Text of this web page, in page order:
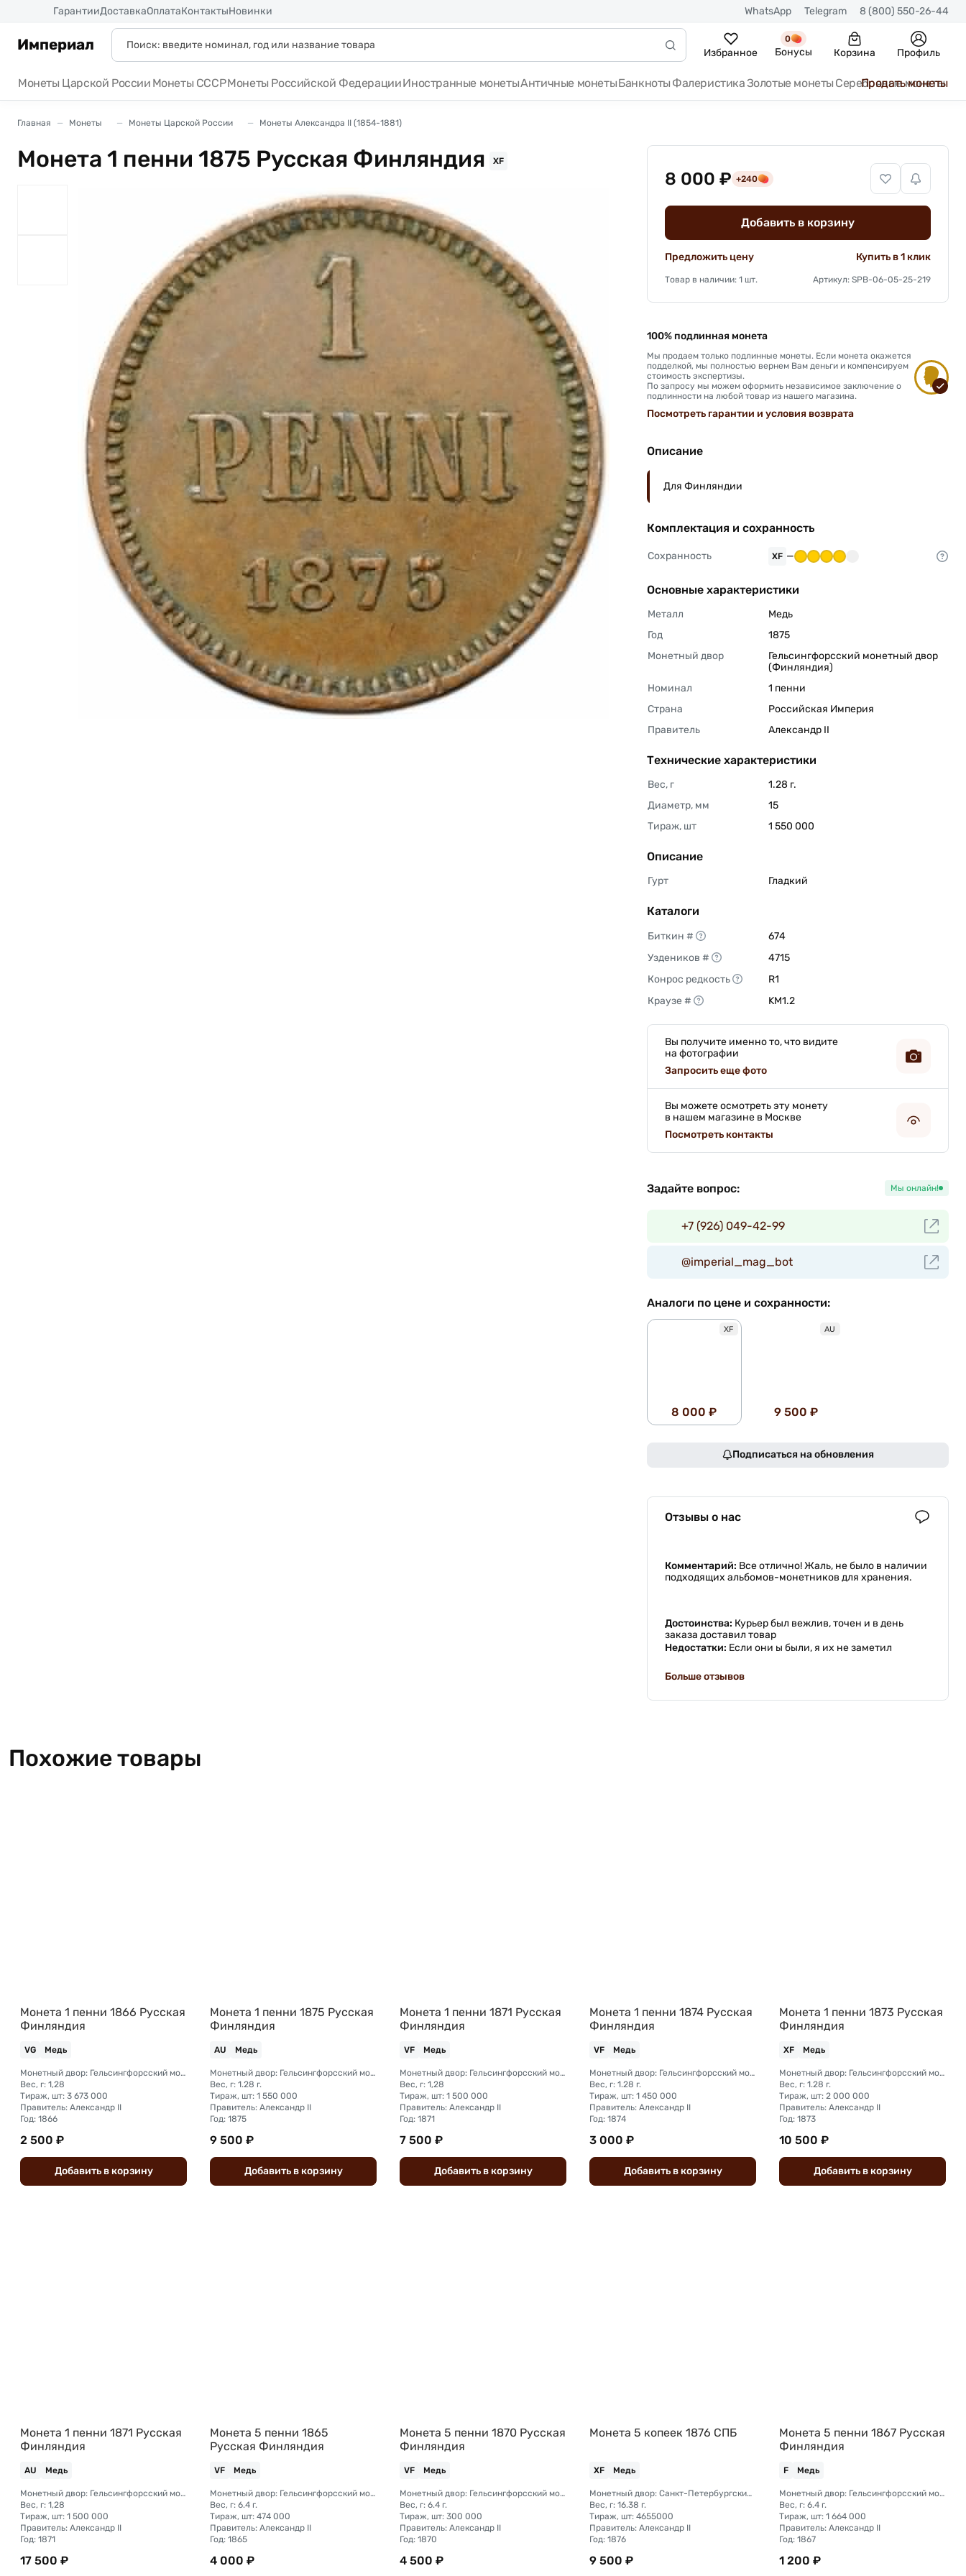
ГарантииДоставкаОплатаКонтактыНовинки WhatsApp Telegram 8 (800) 550-26-44
Империал Избранное
0
Бонусы Корзина Профиль
Монеты Царской России Монеты СССРМонеты Российской ФедерацииИностранные монетыАнтичные монетыБанкноты ФалеристикаЗолотые монеты Серебряные монеты
Продать монеты
Главная Монеты Монеты Царской России Монеты Александра II (1854-1881)
Монета 1 пенни 1875 Русская Финляндия XF
8 000 ₽ +240
Добавить в корзину
Предложить цену Купить в 1 клик
Товар в наличии: 1 шт. Артикул: SPB-06-05-25-219
100% подлинная монета
Мы продаем только подлинные монеты. Если монета окажется
подделкой, мы полностью вернем Вам деньги и компенсируем
стоимость экспертизы.
По запросу мы можем оформить независимое заключение о
подлинности на любой товар из нашего магазина.
Посмотреть гарантии и условия возврата
Описание
Для Финляндии
Комплектация и сохранность
Сохранность XF —
Основные характеристики
Металл
Медь
Год
1875
Монетный двор
Гельсингфорсский монетный двор
(Финляндия)
Номинал
1 пенни
Страна
Российская Империя
Правитель
Александр II
Технические характеристики
Вес, г
1.28 г.
Диаметр, мм
15
Тираж, шт
1 550 000
Описание
Гурт Гладкий
Каталоги
Биткин #
674
Уздеников #
4715
Конрос редкость
R1
Краузе #
KM1.2
Вы получите именно то, что видите
на фотографии
Запросить еще фото
Вы можете осмотреть эту монету
в нашем магазине в Москве
Посмотреть контакты
Задайте вопрос: Мы онлайн!
+7 (926) 049-42-99
@imperial_mag_bot
Аналоги по цене и сохранности:
XF
8 000 ₽
AU
9 500 ₽
Подписаться на обновления
Отзывы о нас
Комментарий: Все отлично! Жаль, не было в наличии
подходящих альбомов-монетников для хранения.
Достоинства: Курьер был вежлив, точен и в день
заказа доставил товар
Недостатки: Если они ы были, я их не заметил
Больше отзывов
Похожие товары
Монета 1 пенни 1866 Русская
Финляндия
VG Медь
Монетный двор: Гельсингфорсский монетный двор (Финляндия)
Вес, г: 1,28
Тираж, шт: 3 673 000
Правитель: Александр II
Год: 1866
2 500 ₽
Добавить вкорзину
Монета 1 пенни 1875 Русская
Финляндия
AU Медь
Монетный двор: Гельсингфорсский монетный двор (Финляндия)
Вес, г: 1.28 г.
Тираж, шт: 1 550 000
Правитель: Александр II
Год: 1875
9 500 ₽
Добавить вкорзину
Монета 1 пенни 1871 Русская
Финляндия
VF Медь
Монетный двор: Гельсингфорсский монетный двор (Финляндия)
Вес, г: 1,28
Тираж, шт: 1 500 000
Правитель: Александр II
Год: 1871
7 500 ₽
Добавить вкорзину
Монета 1 пенни 1874 Русская
Финляндия
VF Медь
Монетный двор: Гельсингфорсский монетный двор (Финляндия)
Вес, г: 1.28 г.
Тираж, шт: 1 450 000
Правитель: Александр II
Год: 1874
3 000 ₽
Добавить вкорзину
Монета 1 пенни 1873 Русская
Финляндия
XF Медь
Монетный двор: Гельсингфорсский монетный двор (Финляндия)
Вес, г: 1.28 г.
Тираж, шт: 2 000 000
Правитель: Александр II
Год: 1873
10 500 ₽
Добавить вкорзину
Монета 1 пенни 1871 Русская
Финляндия
AU Медь
Монетный двор: Гельсингфорсский монетный двор (Финляндия)
Вес, г: 1,28
Тираж, шт: 1 500 000
Правитель: Александр II
Год: 1871
17 500 ₽
Монета 5 пенни 1865
Русская Финляндия
VF Медь
Монетный двор: Гельсингфорсский монетный двор (Финляндия)
Вес, г: 6.4 г.
Тираж, шт: 474 000
Правитель: Александр II
Год: 1865
4 000 ₽
Монета 5 пенни 1870 Русская
Финляндия
VF Медь
Монетный двор: Гельсингфорсский монетный двор (Финляндия)
Вес, г: 6.4 г.
Тираж, шт: 300 000
Правитель: Александр II
Год: 1870
4 500 ₽
Монета 5 копеек 1876 СПБ
XF Медь
Монетный двор: Санкт-Петербургский монетный двор
Вес, г: 16.38 г.
Тираж, шт: 4655000
Правитель: Александр II
Год: 1876
9 500 ₽
Монета 5 пенни 1867 Русская
Финляндия
F Медь
Монетный двор: Гельсингфорсский монетный двор (Финляндия)
Вес, г: 6.4 г.
Тираж, шт: 1 664 000
Правитель: Александр II
Год: 1867
1 200 ₽